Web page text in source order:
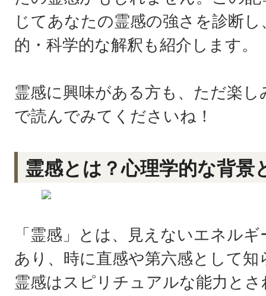
じてあなたの霊感の強さを診断
的・科学的な解釈も紹介します。
霊感に興味がある方も、ただ楽
で読んでみてくださいね！
霊感とは？心理学的な背景
「霊感」とは、見えないエネル
あり、時に直感や第六感として
霊感はスピリチュアルな能力と